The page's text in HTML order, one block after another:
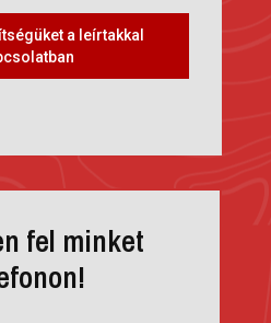
a leírtakkal
fel minket